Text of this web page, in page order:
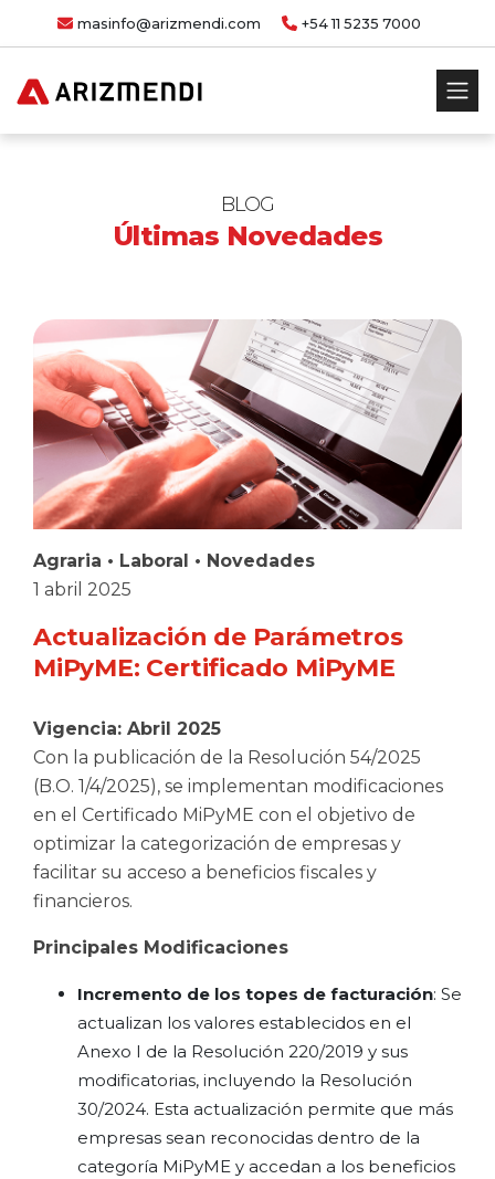
masinfo@arizmendi.com +54 11 5235 7000
BLOG
Últimas Novedades
Agraria • Laboral • Novedades
1 abril 2025
Actualización de Parámetros
MiPyME: Certificado MiPyME
Vigencia: Abril 2025
Con la publicación de la Resolución 54/2025
(B.O. 1/4/2025), se implementan modificaciones
en el Certificado MiPyME con el objetivo de
optimizar la categorización de empresas y
facilitar su acceso a beneficios fiscales y
financieros.
Principales Modificaciones
Incremento de los topes de facturación: Se
actualizan los valores establecidos en el
Anexo I de la Resolución 220/2019 y sus
modificatorias, incluyendo la Resolución
30/2024. Esta actualización permite que más
empresas sean reconocidas dentro de la
categoría MiPyME y accedan a los beneficios